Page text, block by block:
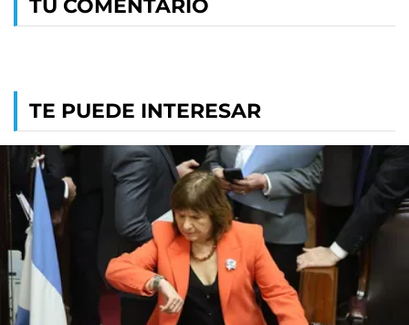
TU COMENTARIO
TE PUEDE INTERESAR